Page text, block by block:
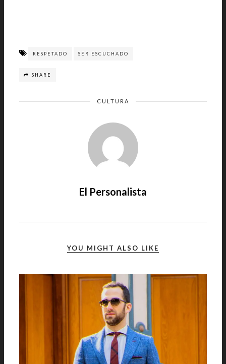
RESPETADO SER ESCUCHADO
SHARE
CULTURA
El Personalista
YOU MIGHT ALSO LIKE